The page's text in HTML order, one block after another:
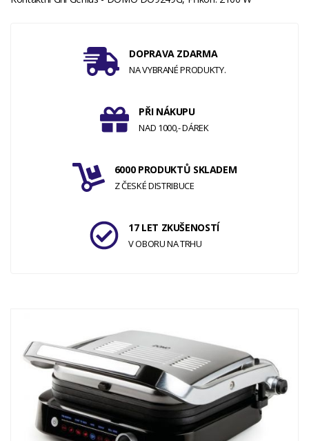
DOPRAVA ZDARMA
NA VYBRANÉ PRODUKTY.
PŘI NÁKUPU
NAD 1000,- DÁREK
6000 PRODUKTŮ SKLADEM
Z ČESKÉ DISTRIBUCE
17 LET ZKUŠENOSTÍ
V OBORU NA TRHU